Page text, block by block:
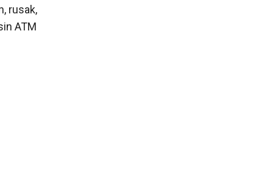
rusak,
ATM